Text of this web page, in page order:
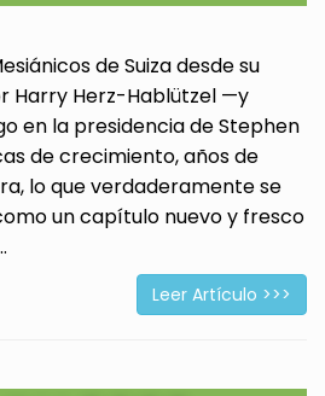
de Suiza desde su
Harry Herz-Hablützel —y
en la presidencia de Stephen
de crecimiento, años de
lo que verdaderamente se
un capítulo nuevo y fresco
Leer Artículo >>>